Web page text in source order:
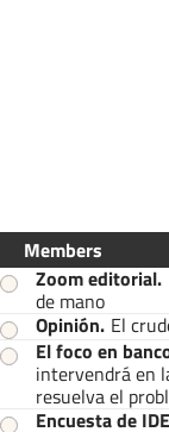
Members
Zoom editorial.
de mano
Opinión. El
El foco en
intervendrá en
resuelva el
Encuesta de